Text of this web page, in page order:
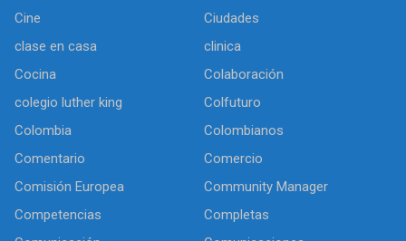
Cine
Ciudades
clase en casa
clinica
Cocina
Colaboración
colegio luther king
Colfuturo
Colombia
Colombianos
Comentario
Comercio
Comisión Europea
Community Manager
Competencias
Completas